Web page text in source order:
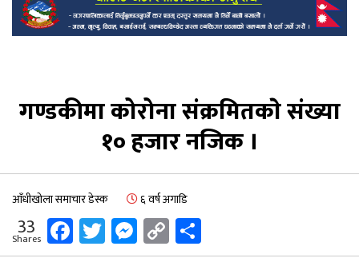
गण्डकीमा कोरोना संक्रमितकाे संख्या
१० हजार नजिक ।
आँधीखोला समाचार डेस्क ६ वर्ष अगाडि
33
Shares Facebook
Twitter
Messenger
Copy
Link